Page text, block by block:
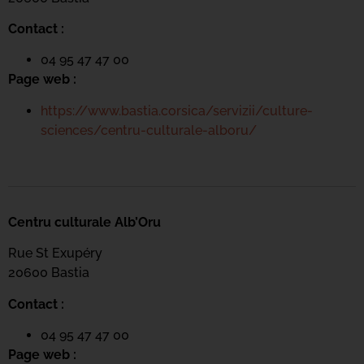
Contact :
04 95 47 47 00
Page web :
https://www.bastia.corsica/servizii/culture-
sciences/centru-culturale-alboru/
Centru culturale Alb’Oru
Rue St Exupéry
20600 Bastia
Contact :
04 95 47 47 00
Page web :